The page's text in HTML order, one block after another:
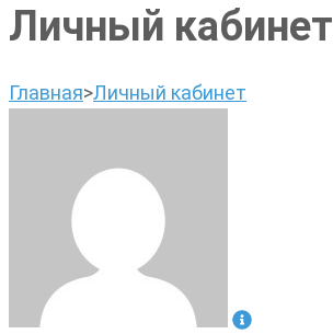
Личный кабинет
Главная>Личный кабинет